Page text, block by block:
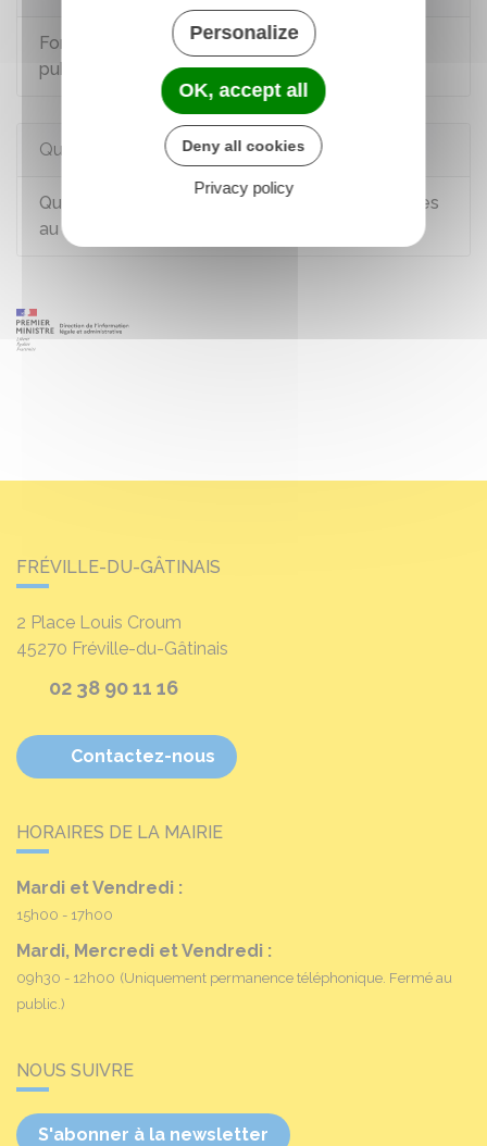
Formation professionnelle dans la fonction
publique
Questions ? Réponses !
Que deviennent les heures de formation inscrites
au Dif dans la fonction publique ?
FRÉVILLE-DU-GÂTINAIS
2 Place Louis Croum
45270 Fréville-du-Gâtinais
02 38 90 11 16
Contactez-nous
HORAIRES DE LA MAIRIE
Mardi et Vendredi :
15h00 - 17h00
Mardi, Mercredi et Vendredi :
09h30 - 12h00 (Uniquement permanence téléphonique. Fermé au
public.)
NOUS SUIVRE
S'abonner à la newsletter
Personalize
OK, accept all
Deny all cookies
Privacy policy